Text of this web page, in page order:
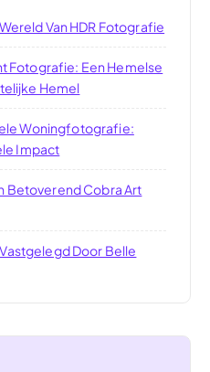
Van HDR Fotografie
Fotografie: Een Hemelse
Hemel
Woningfotografie:
Impact
Betoverend Cobra Art
Door Belle